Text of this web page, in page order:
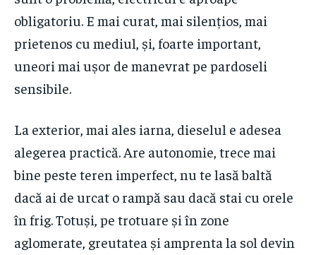
obligatoriu. E mai curat, mai silențios, mai
prietenos cu mediul, și, foarte important,
uneori mai ușor de manevrat pe pardoseli
sensibile.
La exterior, mai ales iarna, dieselul e adesea
alegerea practică. Are autonomie, trece mai
bine peste teren imperfect, nu te lasă baltă
dacă ai de urcat o rampă sau dacă stai cu orele
în frig. Totuși, pe trotuare și în zone
aglomerate, greutatea și amprenta la sol devin